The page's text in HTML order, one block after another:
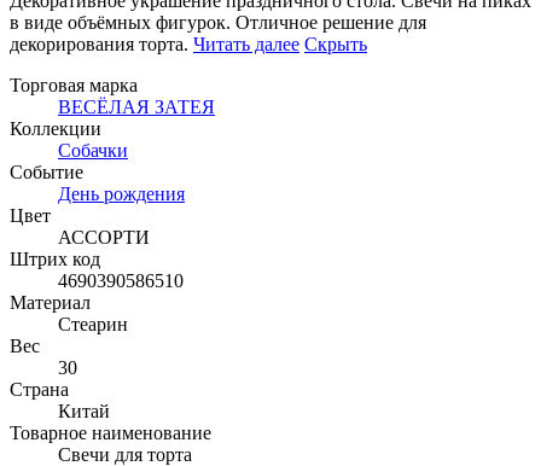
в виде объёмных фигурок. Отличное решение для
декорирования торта. Читать далее Скрыть
Торговая марка
ВЕСЁЛАЯ ЗАТЕЯ
Коллекции
Собачки
Событие
День рождения
Цвет
АССОРТИ
Штрих код
4690390586510
Материал
Стеарин
Вес
30
Страна
Китай
Товарное наименование
Свечи для торта